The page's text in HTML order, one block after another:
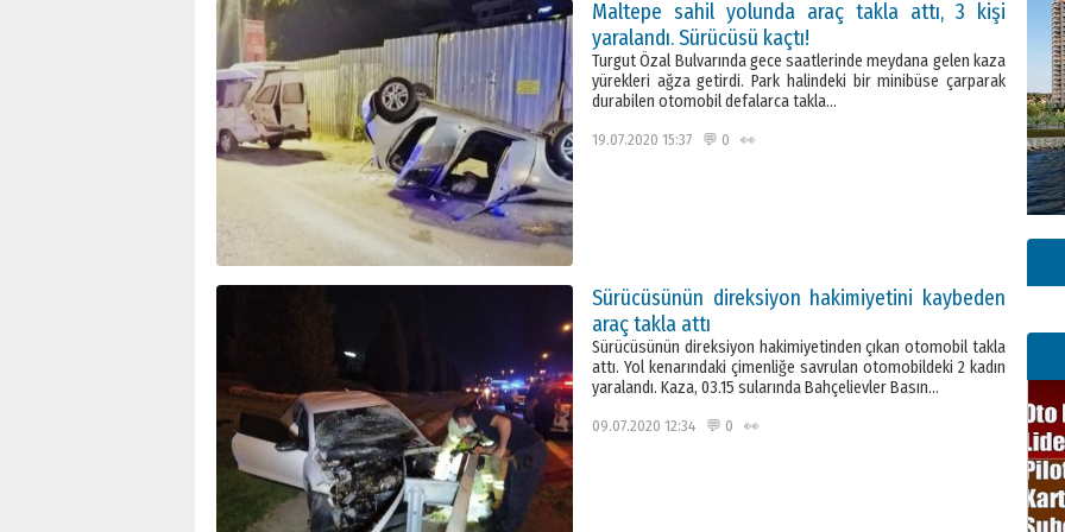
Maltepe sahil yolunda araç takla attı, 3 kişi
yaralandı. Sürücüsü kaçtı!
Turgut Özal Bulvarında gece saatlerinde meydana gelen kaza
yürekleri ağza getirdi. Park halindeki bir minibüse çarparak
durabilen otomobil defalarca takla…
19.07.2020 15:37 💬 0 👀
Sürücüsünün direksiyon hakimiyetini kaybeden
araç takla attı
Sürücüsünün direksiyon hakimiyetinden çıkan otomobil takla
attı. Yol kenarındaki çimenliğe savrulan otomobildeki 2 kadın
yaralandı. Kaza, 03.15 sularında Bahçelievler Basın…
09.07.2020 12:34 💬 0 👀